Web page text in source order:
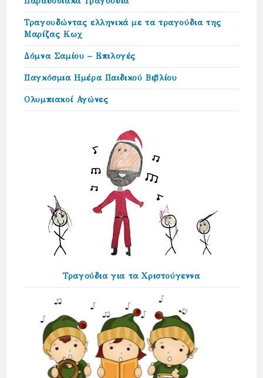
Τραγουδώντας ελληνικά με τα τραγούδια της
Μαρίζας Κωχ
Δόμνα Σαμίου – Επιλογές
Παγκόσμια Ημέρα Παιδικού Βιβλίου
Ολυμπιακοί Αγώνες
Τραγούδια για τα Χριστούγεννα